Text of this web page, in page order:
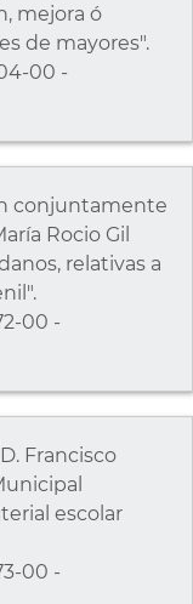
mejora ó
de mayores".
00 -
conjuntamente
Rocio Gil
relativas a
00 -
Francisco
escolar
00 -